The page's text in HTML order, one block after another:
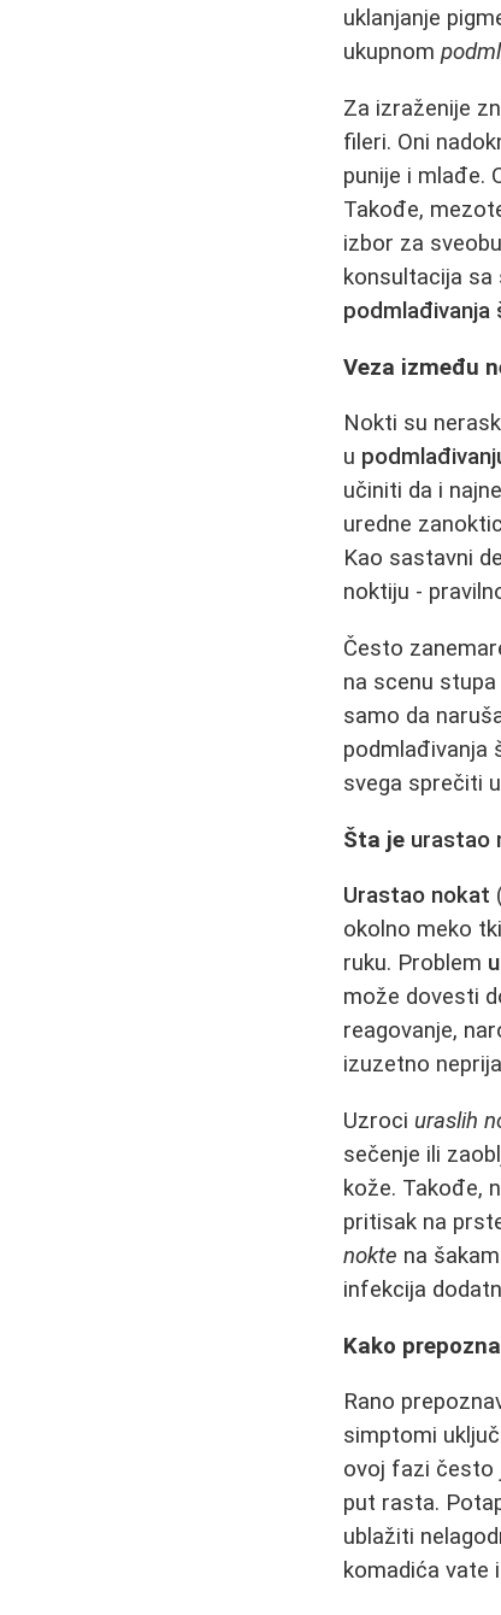
uklanjanje
ukupnom
Za izraženije
fileri. Oni
punije i mlađe.
Takođe,
izbor za
konsultacija
podmlađivanja
Veza između
Nokti su
u
učiniti da i
uredne
Kao sastavni
noktiju -
Često
na scenu
samo da
podmlađivanja
svega sprečiti
Šta je urastao
Urastao nokat
okolno meko
ruku. Problem
može dovesti
reagovanje,
izuzetno
Uzroci uraslih
sečenje ili
kože. Takođe,
pritisak na
nokte na
infekcija
Kako
Rano
simptomi
ovoj fazi često
put rasta.
ublažiti
komadića vate